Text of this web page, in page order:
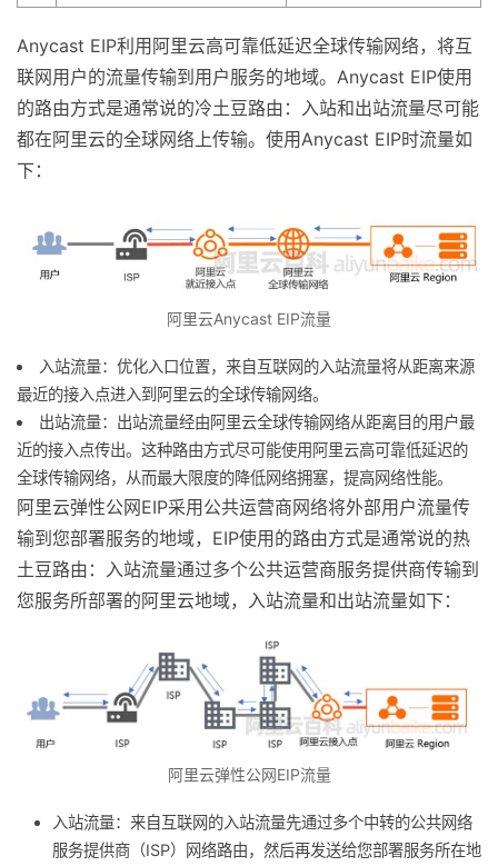
Anycast EIP利用阿里云高可靠低延迟全球传输网络，将互
联网用户的流量传输到用户服务的地域。Anycast EIP使用
的路由方式是通常说的冷土豆路由：入站和出站流量尽可能
都在阿里云的全球网络上传输。使用Anycast EIP时流量如
下：
阿里云Anycast EIP流量
入站流量：优化入口位置，来自互联网的入站流量将从距离来源
最近的接入点进入到阿里云的全球传输网络。
出站流量：出站流量经由阿里云全球传输网络从距离目的用户最
近的接入点传出。这种路由方式尽可能使用阿里云高可靠低延迟的
全球传输网络，从而最大限度的降低网络拥塞，提高网络性能。
阿里云弹性公网EIP采用公共运营商网络将外部用户流量传
输到您部署服务的地域，EIP使用的路由方式是通常说的热
土豆路由：入站流量通过多个公共运营商服务提供商传输到
您服务所部署的阿里云地域，入站流量和出站流量如下：
阿里云弹性公网EIP流量
入站流量：来自互联网的入站流量先通过多个中转的公共网络
服务提供商（ISP）网络路由，然后再发送给您部署服务所在地